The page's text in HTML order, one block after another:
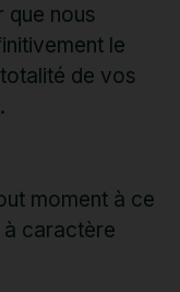
que nous
le
de vos
moment à ce
à caractère